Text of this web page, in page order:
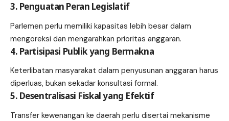
3. Penguatan Peran Legislatif
Parlemen perlu memiliki kapasitas lebih besar dalam
mengoreksi dan mengarahkan prioritas anggaran.
4. Partisipasi Publik yang Bermakna
Keterlibatan masyarakat dalam penyusunan anggaran harus
diperluas, bukan sekadar konsultasi formal.
5. Desentralisasi Fiskal yang Efektif
Transfer kewenangan ke daerah perlu disertai mekanisme